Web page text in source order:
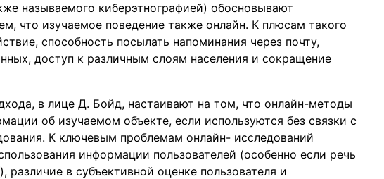
называемого киберэтнографией) обосновывают
что изучаемое поведение также онлайн. К плюсам такого
способность посылать напоминания через почту,
доступ к различным слоям населения и сокращение
в лице Д. Бойд, настаивают на том, что онлайн-методы
об изучаемом объекте, если используются без связки с
К ключевым проблемам онлайн- исследований
информации пользователей (особенно если речь
различие в субъективной оценке пользователя и